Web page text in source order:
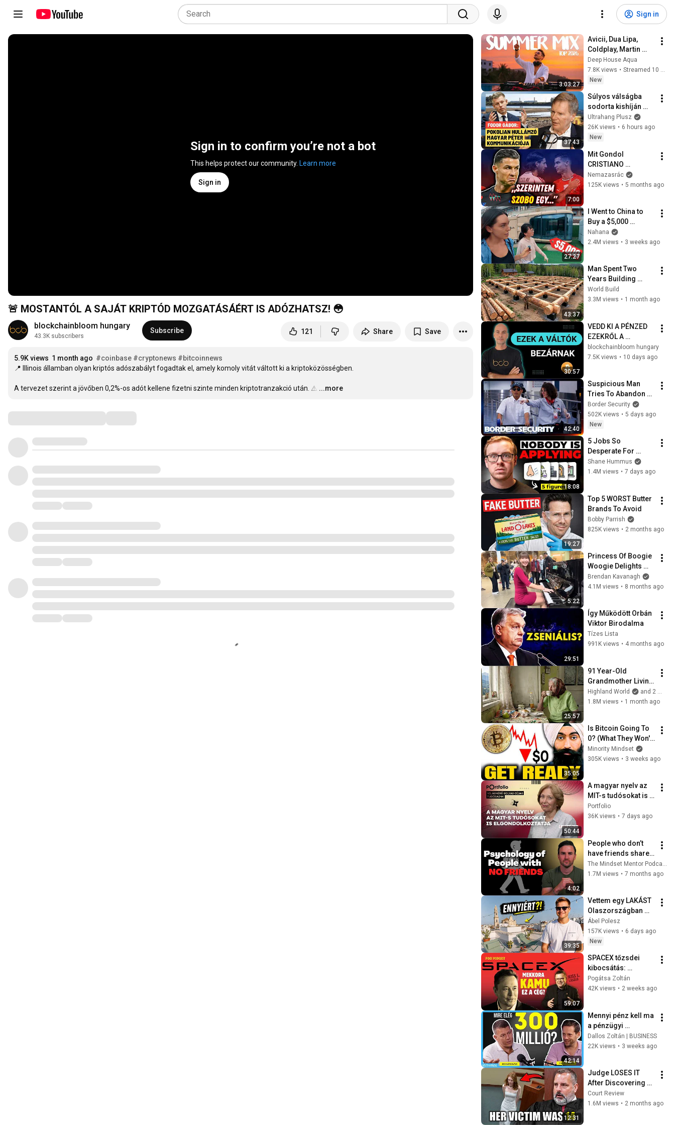
Sign in
Sign in to confirm you’re not a bot
This helps protect our community. Learn more
Sign in
🚨 MOSTANTÓL A SAJÁT KRIPTÓD MOZGATÁSÁÉRT IS ADÓZHATSZ! 😳
blockchainbloom hungary
43.3K subscribers
Subscribe 121 Share Save
5.9K views 1 month ago #coinbase #cryptonews #bitcoinnews
📍 Illinois államban olyan kriptós adószabályt fogadtak el, amely komoly vitát váltott ki a kriptoközösségben.
A tervezet szerint a jövőben 0,2%-os adót kellene fizetni szinte minden kriptotranzakció után. ⚠️ …
...more
3:03:27
Avicii, Dua Lipa,
Coldplay, Martin
Garrix & Kygo, The
Chainsmokers Style
- SUMMER DEEP
Deep House Aqua
7.8K views •
Streamed 10 hours ago
New
37:43
Súlyos válságba
sodorta kishíján
Magyarországot a
Tisza leggyengébb
minisztériuma?  -
Ultrahang Plusz
26K views • 6 hours ago
New
7:00
Mit Gondol
CRISTIANO
RONALDO
SZOBOSZLAI
Nemazasrác
125K views • 5 months ago
27:27
I Went to China to
Buy a $5,000
Modular Home —
What's the Real
Nahana
2.4M views • 3 weeks ago
43:37
Man Spent Two
Years Building
HUGE Wooden
House for his
@bjornbrenton
World Build
3.3M views • 1 month ago
30:57
VEDD KI A PÉNZED
EZEKRŐL A
VÁLTÓKRÓL
[Következő nagy
blockchainbloom hungary
7.5K views • 10 days ago
42:40
Suspicious Man
Tries To Abandon
His Bags At The
Border | DOUBLE
EPISODE | Border
Border Security
502K views • 5 days ago
New
18:08
5 Jobs So
Desperate For
Workers They'll Hire
You On the Spot
Shane Hummus
1.4M views • 7 days ago
19:27
Top 5 WORST Butter
Brands To Avoid
Bobby Parrish
825K views • 2 months ago
5:22
Princess Of Boogie
Woogie Delights
Everyone
Brendan Kavanagh
4.1M views • 8 months ago
29:51
Így Működött Orbán
Viktor Birodalma
Tízes Lista
991K views • 4 months ago
25:57
91 Year-Old
Grandmother Living
Alone In A Mountain
Village Forgotten By
Highland World
and 2 more
1.8M views • 1 month ago
35:05
Is Bitcoin Going To
0? (What They Won't
Tell You)
Minority Mindset
305K views • 3 weeks ago
50:44
A magyar nyelv az
MIT-s tudósokat is
elgondolkoztatja –
Beszélgetés É. Kiss
Portfolio
36K views • 7 days ago
4:02
People who don’t
have friends share
these five
personality traits
1.7M views • 7 months ago
39:35
Vettem egy LAKÁST
Olaszországban
egy pesti GARÁZS
áráért 🇮🇹🍹
Ábel Polesz
157K views • 6 days ago
New
59:07
SPACEX tőzsdei
kibocsátás:
mekkora kamu ez a
cég? ⎮🎙POGI
Pogátsa Zoltán
42K views • 2 weeks ago
42:14
Mennyi pénz kell ma
a pénzügyi
szabadsághoz?
Bognár Balázs
Dallos Zoltán | BUSINESS
22K views • 3 weeks ago
12:31
Judge LOSES IT
After Discovering
What She Did
Court Review
1.6M views • 2 months ago